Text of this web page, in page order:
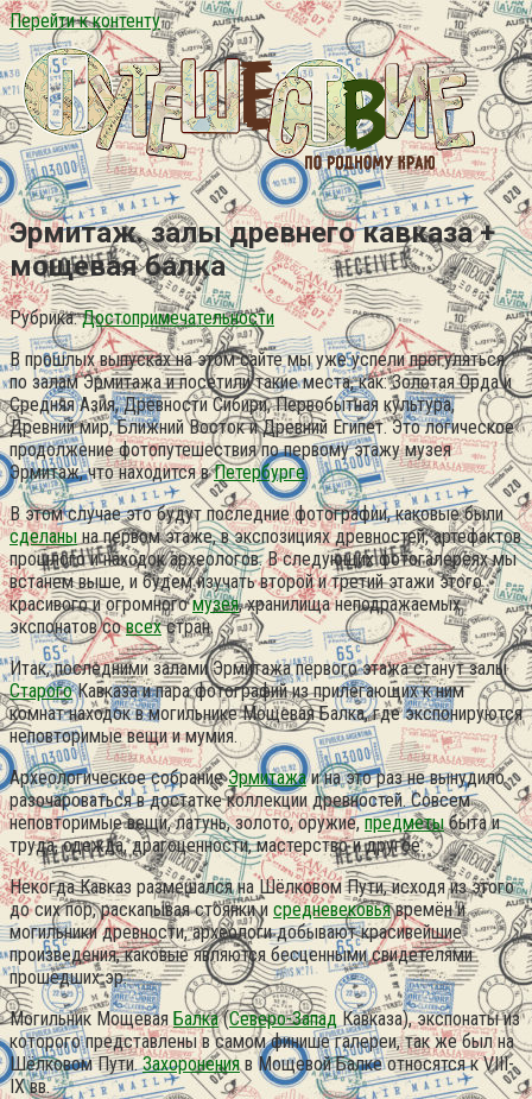
Перейти к контенту
Эрмитаж. залы древнего кавказа +
мощевая балка
Рубрика: Достопримечательности
В прошлых выпусках на этом сайте мы уже успели прогуляться
по залам Эрмитажа и посетили такие места, как: Золотая Орда и
Средняя Азия, Древности Сибири, Первобытная культура,
Древний мир, Ближний Восток и Древний Египет. Это логическое
продолжение фотопутешествия по первому этажу музея
Эрмитаж, что находится вПетербурге.
В этом случае это будут последние фотографии, каковые были
сделанына первом этаже, в экспозициях древностей, артефактов
прошлого и находок археологов. В следующих фотогалереях мы
встанем выше, и будем изучать второй и третий этажи этого
красивого и огромногомузея, хранилища неподражаемых
экспонатов совсехстран.
Итак, последними залами Эрмитажа первого этажа станут залы
СтарогоКавказа и пара фотографий из прилегающих к ним
комнат находок в могильнике Мощевая Балка, где экспонируются
неповторимые вещи и мумия.
Археологическое собраниеЭрмитажаи на это раз не вынудило
разочароваться в достатке коллекции древностей. Совсем
неповторимые вещи, латунь, золото, оружие,предметыбыта и
труда, одежда, драгоценности, мастерство и другое.
Некогда Кавказ размешался на Шёлковом Пути, исходя из этого
до сих пор, раскапывая стоянки и средневековьявремён и
могильники древности, археологи добывают красивейшие
произведения, каковые являются бесценными свидетелями
прошедших эр.
Могильник Мощевая Балка(Северо-ЗападКавказа), экспонаты из
которого представлены в самом финише галереи, так же был на
Шёлковом Пути.Захороненияв Мощевой Балке относятся к VIII-
IX вв.